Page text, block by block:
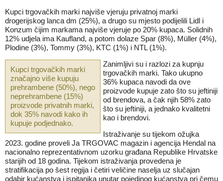
Kupci trgovačkih marki najviše vjeruju privatnoj marki
drogerijskog lanca dm (25%), a drugo su mjesto podijelili Lidl i
Konzum čijim markama najviše vjeruje po 20% kupaca. Solidnih
12% udjela ima Kaufland, a potom dolaze Spar (8%), Müller (4%),
Plodine (3%), Tommy (3%), KTC (1%) i NTL (1%).
Kupci trgovačkih marki
značajno više kupuju
prehrambene (50%), nego
neprehrambene (15%)
proizvode privatnih marki,
dok 35% navodi kako ih
kupuje podjednako.
Zanimljivi su i razlozi za kupnju
trgovačkih marki. Tako ukupno
36% kupaca navodi da ove
proizvode kupuje zato što su jeftiniji
od brendova, a čak njih 58% zato
što su jeftiniji, a jednako kvalitetni
kao i brendovi.
Istraživanje su tijekom ožujka
2023. godine proveli Ja TRGOVAC magazin i agencija Hendal na
nacionalno reprezentativnom uzorku građana Republike Hrvatske
starijih od 18 godina. Tijekom istraživanja provedena je
stratifikacija po šest regija i četiri veličine naselja uz slučajan
odabir kućanstva i ispitanika unutar pojedinog kućanstva pri čemu